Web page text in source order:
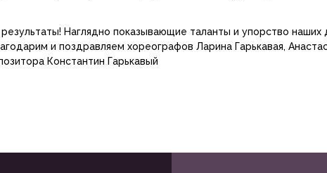
результаты! Наглядно показывающие таланты и упорство наших
и поздравляем хореографов Ларина Гарькавая,
Константин Гарькавый